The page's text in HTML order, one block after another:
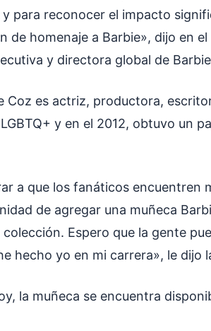
para reconocer el impacto
de homenaje a Barbie», dijo en
y directora global de
Coz es actriz, productora,
y en el 2012, obtuvo un
a que los fanáticos encuentren
de agregar una muñeca
Espero que la gente
hecho yo en mi carrera», le dijo
la muñeca se encuentra